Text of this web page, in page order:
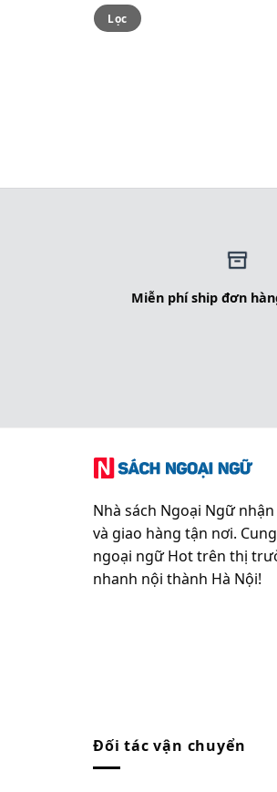
Lọc
Miễn phí ship đơn
Nhà sách Ngoại Ngữ
và giao hàng tận nơi.
ngoại ngữ Hot trên thị
nhanh nội thành Hà Nội!
Đối tác vận chuyển